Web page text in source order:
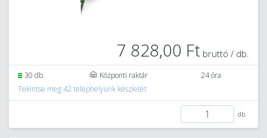
7 828,00 Ft bruttó / db.
30 db. Központi raktár
24 óra
Tekintse meg 42 telephelyünk készletét
db.